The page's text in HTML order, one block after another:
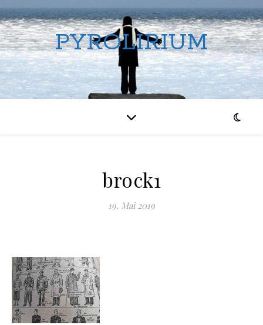
PYROLIRIUM
brock1
19. Mai 2019